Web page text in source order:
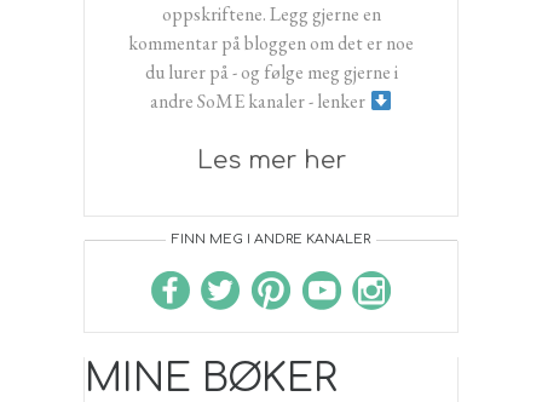
oppskriftene. Legg gjerne en
kommentar på bloggen om det er noe
du lurer på - og følge meg gjerne i
andre SoME kanaler - lenker
Les mer her
FINN MEG I ANDRE KANALER
MINE BØKER